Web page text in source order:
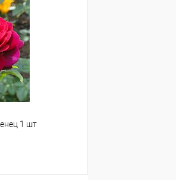
Сравнение
Недоступно
1 шт